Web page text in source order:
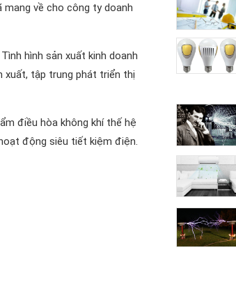
về cho công ty doanh
hình sản xuất kinh doanh
xuất, tập trung phát triển thị
điều hòa không khí thế hệ
động siêu tiết kiệm điện.